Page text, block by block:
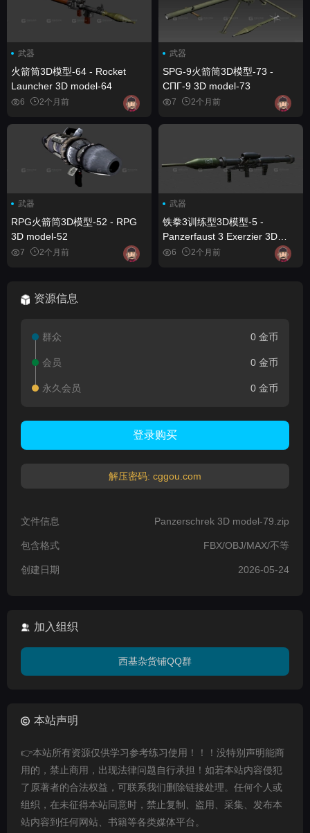
武器
火箭筒3D模型-64 - Rocket
Launcher 3D model-64
6 2个月前
武器
SPG-9火箭筒3D模型-73 -
СПГ-9 3D model-73
7 2个月前
武器
RPG火箭筒3D模型-52 - RPG
3D model-52
7 2个月前
武器
铁拳3训练型3D模型-5 -
Panzerfaust 3 Exerzier 3D
model-5
6 2个月前
资源信息
群众 0 金币
会员 0 金币
永久会员 0 金币
登录购买
解压密码: cggou.com
文件信息 Panzerschrek 3D model-79.zip
包含格式 FBX/OBJ/MAX/不等
创建日期 2026-05-24
加入组织
西基杂货铺QQ群
本站声明
👉本站所有资源仅供学习参考练习使用！！！没特别声明能商
用的，禁止商用，出现法律问题自行承担！如若本站内容侵犯
了原著者的合法权益，可联系我们删除链接处理。任何个人或
组织，在未征得本站同意时，禁止复制、盗用、采集、发布本
站内容到任何网站、书籍等各类媒体平台。